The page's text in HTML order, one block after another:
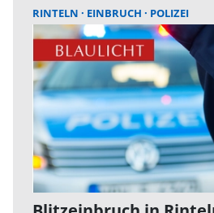
RINTELN EINBRUCH POLIZEI